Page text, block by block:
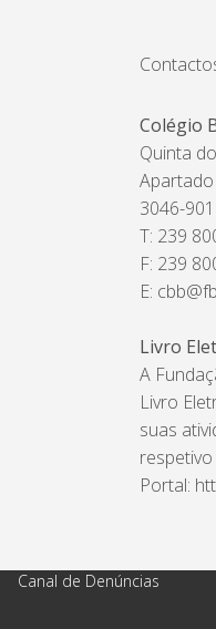
Colégio
Quinta
3046-
T: 239
F: 239
E:
Livro
A
Livro
suas
respetivo
Portal:
Canal de Denúncias